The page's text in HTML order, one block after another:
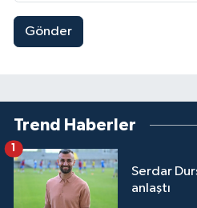
Gönder
Trend Haberler
Serdar
anlaştı